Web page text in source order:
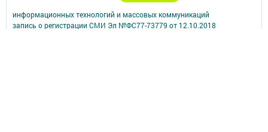
информационных технологий и массовых коммуникаций
запись о регистрации СМИ Эл №ФС77-73779 от 12.10.2018